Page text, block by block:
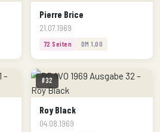
Pierre Brice
21.07.1969
72 Seiten DM 1,00
#32
Roy Black
04.08.1969